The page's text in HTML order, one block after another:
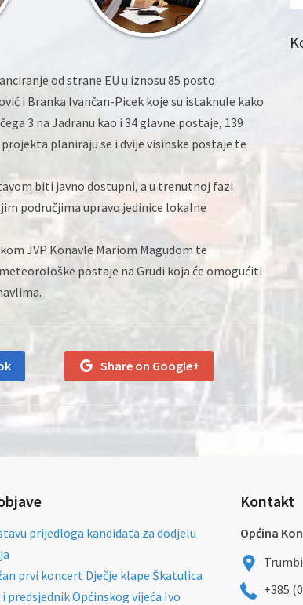
od strane EU u iznosu 85 posto
i Branka Ivančan-Picek koje su istaknule kako
3 na Jadranu kao i 34 glavne postaje, 139
planiraju se i dvije visinske postaje te
biti javno dostupni, a u trenutnoj fazi
područjima upravo jedinice lokalne
JVP Konavle Mariom Magudom te
postaje na Grudi koja će omogućiti
Share on Google+
prijedloga kandidata za dodjelu
prvi koncert Dječje klape Škatulica
predsjednik Općinskog vijeća Ivo
Kontakt
Općina
+385